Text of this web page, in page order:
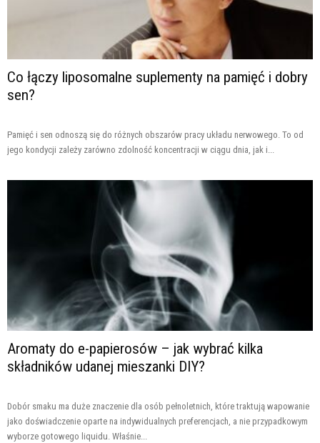
Co łączy liposomalne suplementy na pamięć i dobry
sen?
Pamięć i sen odnoszą się do różnych obszarów pracy układu nerwowego. To od
jego kondycji zależy zarówno zdolność koncentracji w ciągu dnia, jak i...
Aromaty do e-papierosów – jak wybrać kilka
składników udanej mieszanki DIY?
Dobór smaku ma duże znaczenie dla osób pełnoletnich, które traktują wapowanie
jako doświadczenie oparte na indywidualnych preferencjach, a nie przypadkowym
wyborze gotowego liquidu. Właśnie...